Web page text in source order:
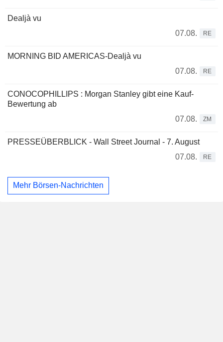
Dealjà vu
07.08.
RE
MORNING BID AMERICAS-Dealjà vu
07.08.
RE
CONOCOPHILLIPS : Morgan Stanley gibt eine Kauf-
Bewertung ab
07.08.
ZM
PRESSEÜBERBLICK - Wall Street Journal - 7. August
07.08.
RE
Mehr Börsen-Nachrichten